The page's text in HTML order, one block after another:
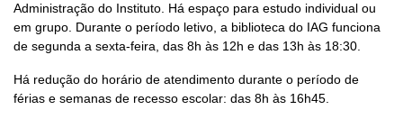
Administração do Instituto. Há espaço para estudo individual ou
em grupo. Durante o período letivo, a biblioteca do IAG funciona
de segunda a sexta-feira, das 8h às 12h e das 13h às 18:30.
Há redução do horário de atendimento durante o período de
férias e semanas de recesso escolar: das 8h às 16h45.